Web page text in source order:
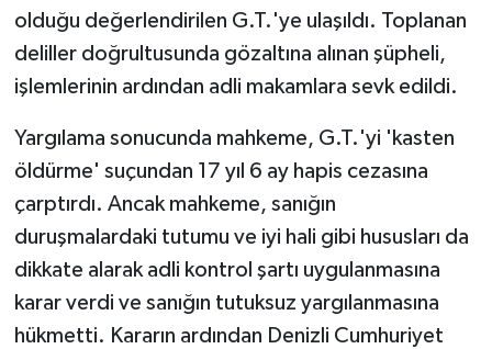
olduğu değerlendirilen G.T.'ye ulaşıldı. Toplanan
deliller doğrultusunda gözaltına alınan şüpheli,
işlemlerinin ardından adli makamlara sevk edildi.
Yargılama sonucunda mahkeme, G.T.'yi 'kasten
öldürme' suçundan 17 yıl 6 ay hapis cezasına
çarptırdı. Ancak mahkeme, sanığın
duruşmalardaki tutumu ve iyi hali gibi hususları da
dikkate alarak adli kontrol şartı uygulanmasına
karar verdi ve sanığın tutuksuz yargılanmasına
hükmetti. Kararın ardından Denizli Cumhuriyet